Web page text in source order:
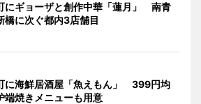
にギョーザと創作中華「蓮月」 南青
橋に次ぐ都内3店舗目
に海鮮居酒屋「魚えもん」 399円均
端焼きメニューも用意